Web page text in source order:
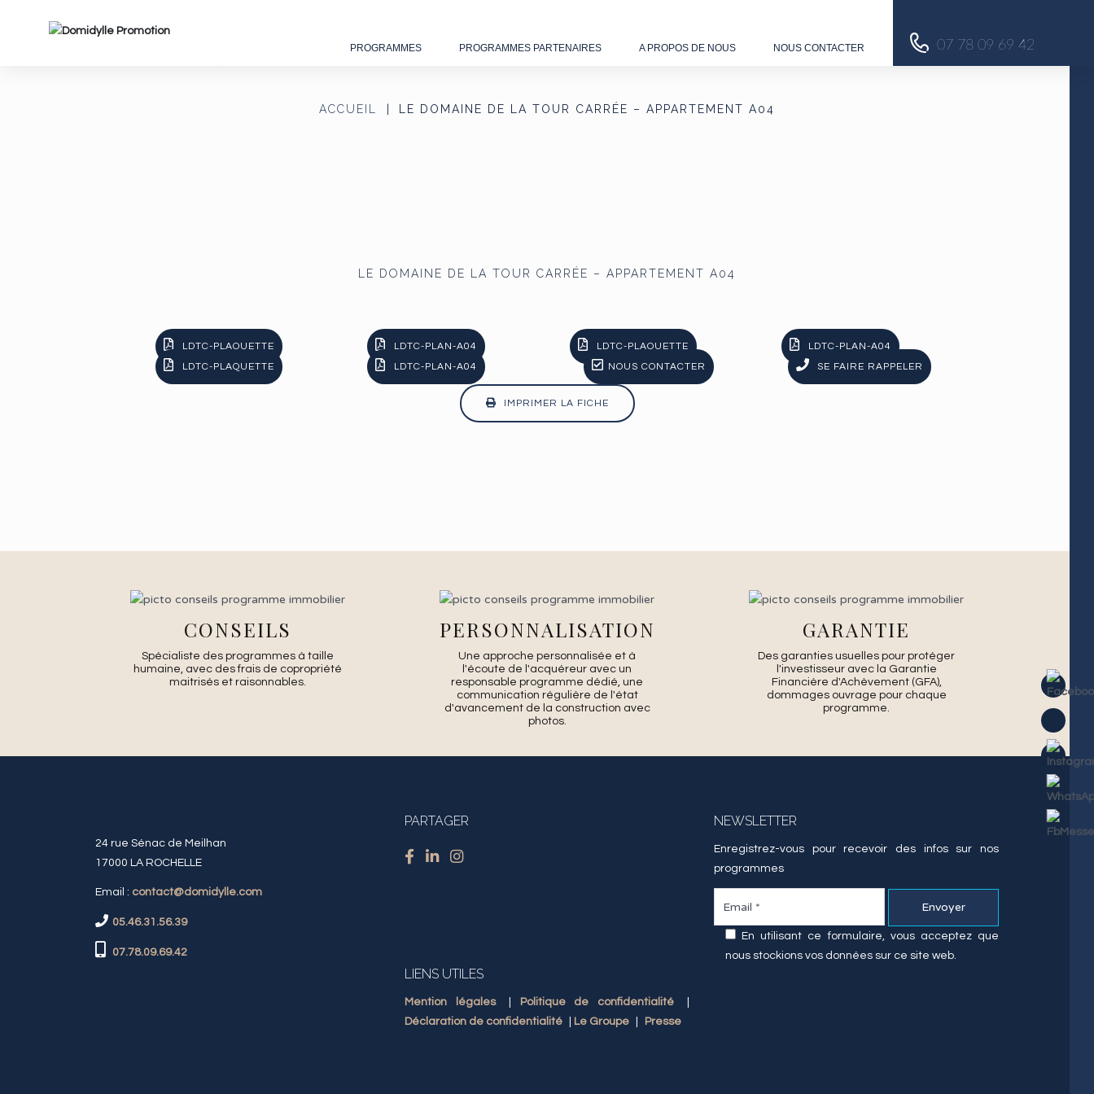
07 78 09 69 42
PROGRAMMES PROGRAMMES PARTENAIRES A PROPOS DE NOUS NOUS CONTACTER
ACCUEIL LE DOMAINE DE LA TOUR CARRÉE – APPARTEMENT A04
LE DOMAINE DE LA TOUR CARRÉE – APPARTEMENT A04
LDTC-PLAQUETTE LDTC-PLAN-A04 LDTC-PLAQUETTE
LDTC-PLAN-A04
LDTC-PLAQUETTE
LDTC-PLAN-A04 NOUS CONTACTER SE FAIRE RAPPELER
IMPRIMER LA FICHE
CONSEILS
Spécialiste des programmes à taille
humaine, avec des frais de copropriété
maitrisés et raisonnables.
PERSONNALISATION
Une approche personnalisée et à
l'écoute de l'acquéreur avec un
responsable programme dédié, une
communication régulière de l'état
d'avancement de la construction avec
photos.
GARANTIE
Des garanties usuelles pour protéger
l'investisseur avec la Garantie
Financière d'Achèvement (GFA),
dommages ouvrage pour chaque
programme.
24 rue Sénac de Meilhan
17000 LA ROCHELLE
Email : contact@domidylle.com
05.46.31.56.39
07.78.09.69.42
PARTAGER
LIENS UTILES
Mention légales Politique de confidentialité
Déclaration de confidentialité
Le Groupe Presse
NEWSLETTER
Enregistrez-vous pour recevoir des infos sur nos
programmes
En utilisant ce formulaire, vous acceptez que
nous stockions vos données sur ce site web.